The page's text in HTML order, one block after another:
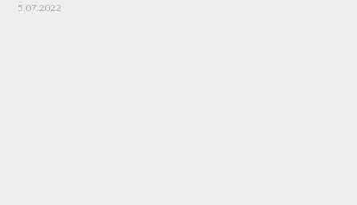
5.07.2022